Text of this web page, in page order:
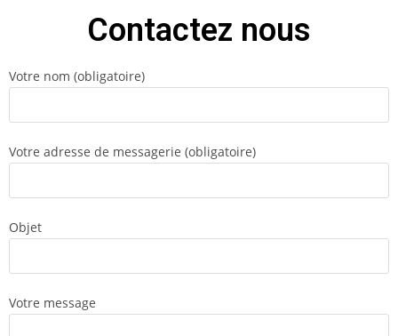
Contactez nous
Votre nom (obligatoire)
Votre adresse de messagerie (obligatoire)
Objet
Votre message